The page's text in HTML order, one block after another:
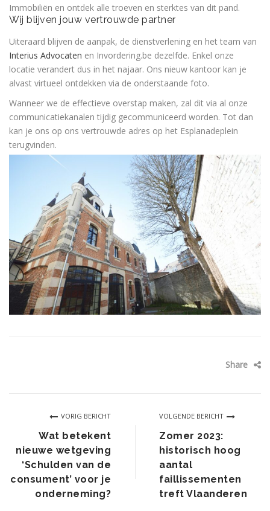
Immobiliën en ontdek alle troeven en sterktes van dit pand.
Wij blijven jouw vertrouwde partner
Uiteraard blijven de aanpak, de dienstverlening en het team van
Interius Advocaten en Invordering.be dezelfde. Enkel onze
locatie verandert dus in het najaar. Ons nieuw kantoor kan je
alvast virtueel ontdekken via de onderstaande foto.
Wanneer we de effectieve overstap maken, zal dit via al onze
communicatiekanalen tijdig gecommuniceerd worden. Tot dan
kan je ons op ons vertrouwde adres op het Esplanadeplein
terugvinden.
Share
Wat betekent
nieuwe wetgeving
‘Schulden van de
consument’ voor je
onderneming?
Zomer 2023:
historisch hoog
aantal
faillissementen
treft Vlaanderen